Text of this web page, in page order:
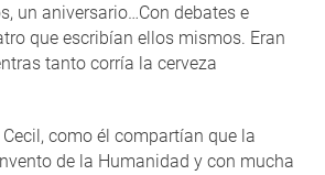
un aniversario…Con debates e
que escribían ellos mismos. Eran
tanto corría la cerveza
como él compartían que la
de la Humanidad y con mucha